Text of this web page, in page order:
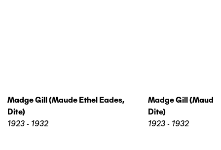
Madge Gill (maude Ethel Eades,
Dite)
1923 - 1932
Madge Gill (maude
Dite)
1923 - 1932